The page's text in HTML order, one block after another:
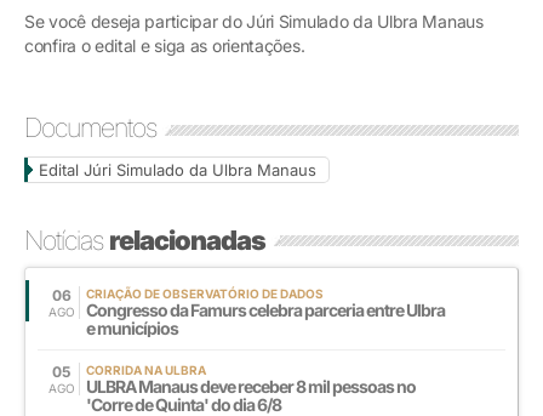
Se você deseja participar do Júri Simulado da Ulbra Manaus
confira o edital e siga as orientações.
Documentos
Edital Júri Simulado da Ulbra Manaus
Notíciasrelacionadas
06
AGO
CRIAÇÃO DE OBSERVATÓRIO DE DADOS
Congresso da Famurs celebra parceria entre Ulbra
e municípios
05
AGO
CORRIDA NA ULBRA
ULBRA Manaus deve receber 8 mil pessoas no
'Corre de Quinta' do dia 6/8